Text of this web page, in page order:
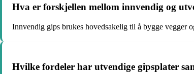
Hva er forskjellen mellom innvendig og
Innvendig gips brukes hovedsakelig til å bygge vegger
Hvilke fordeler har utvendige gipsplater